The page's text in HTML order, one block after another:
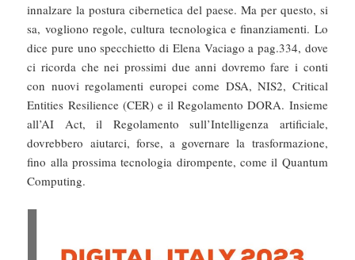
innalzare la postura cibernetica del paese. Ma per questo, si
sa, vogliono regole, cultura tecnologica e finanziamenti. Lo
dice pure uno specchietto di Elena Vaciago a pag.334, dove
ci ricorda che nei prossimi due anni dovremo fare i conti
con nuovi regolamenti europei come DSA, NIS2, Critical
Entities Resilience (CER) e il Regolamento DORA. Insieme
all’AI Act, il Regolamento sull’Intelligenza artificiale,
dovrebbero aiutarci, forse, a governare la trasformazione,
fino alla prossima tecnologia dirompente, come il Quantum
Computing.